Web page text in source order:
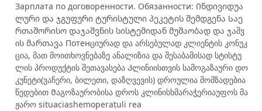
Зарплата по договоренности. Обязанности: Ინდივიდუა
ლური და ჯგუფური ტურისტული პეკეტის შემდგენა Საე
რთაშორისო დაჯაშვნის სისტემიდან მუშაობად და ჯაშვ
ის მართავა Потенციურად და არსებულად კლიენტის კონუკ
ცია, მათ მოითხოვნებაზე ანალიზია და შესაბამისად სტისტუ
ლის პროდუქტის შეთავასება Კლინიისთვის სამოგაზაური დო
კუნეტი(ვაჩერი, ბილეთი, დაზღვევის) დროულია მომზადებია
წედებით Მაგოზაურობისა დროს კლინისხმარაჭერიაუფოს მა
ჟარო situaciashemoperaṭuli rea